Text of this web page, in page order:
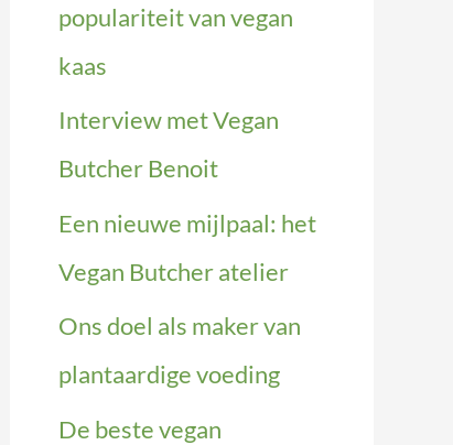
populariteit van vegan
kaas
Interview met Vegan
Butcher Benoit
Een nieuwe mijlpaal: het
Vegan Butcher atelier
Ons doel als maker van
plantaardige voeding
De beste vegan